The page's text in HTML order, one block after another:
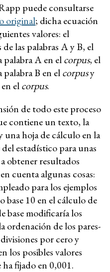
puede consultarse
original; dicha ecuación
valores: el
las palabras A y B, el
palabra A en elcorpus, el
B en elcorpusy
elcorpus.
de todo este proceso
contiene un texto, la
una hoja de cálculo en la
estadístico para unas
obtener resultados
cuenta algunas cosas:
para los ejemplos
base 10 en el cálculo de
base modificaría los
ordenación de los pares-
por cero y
los posibles valores
ha fijado en 0,001.